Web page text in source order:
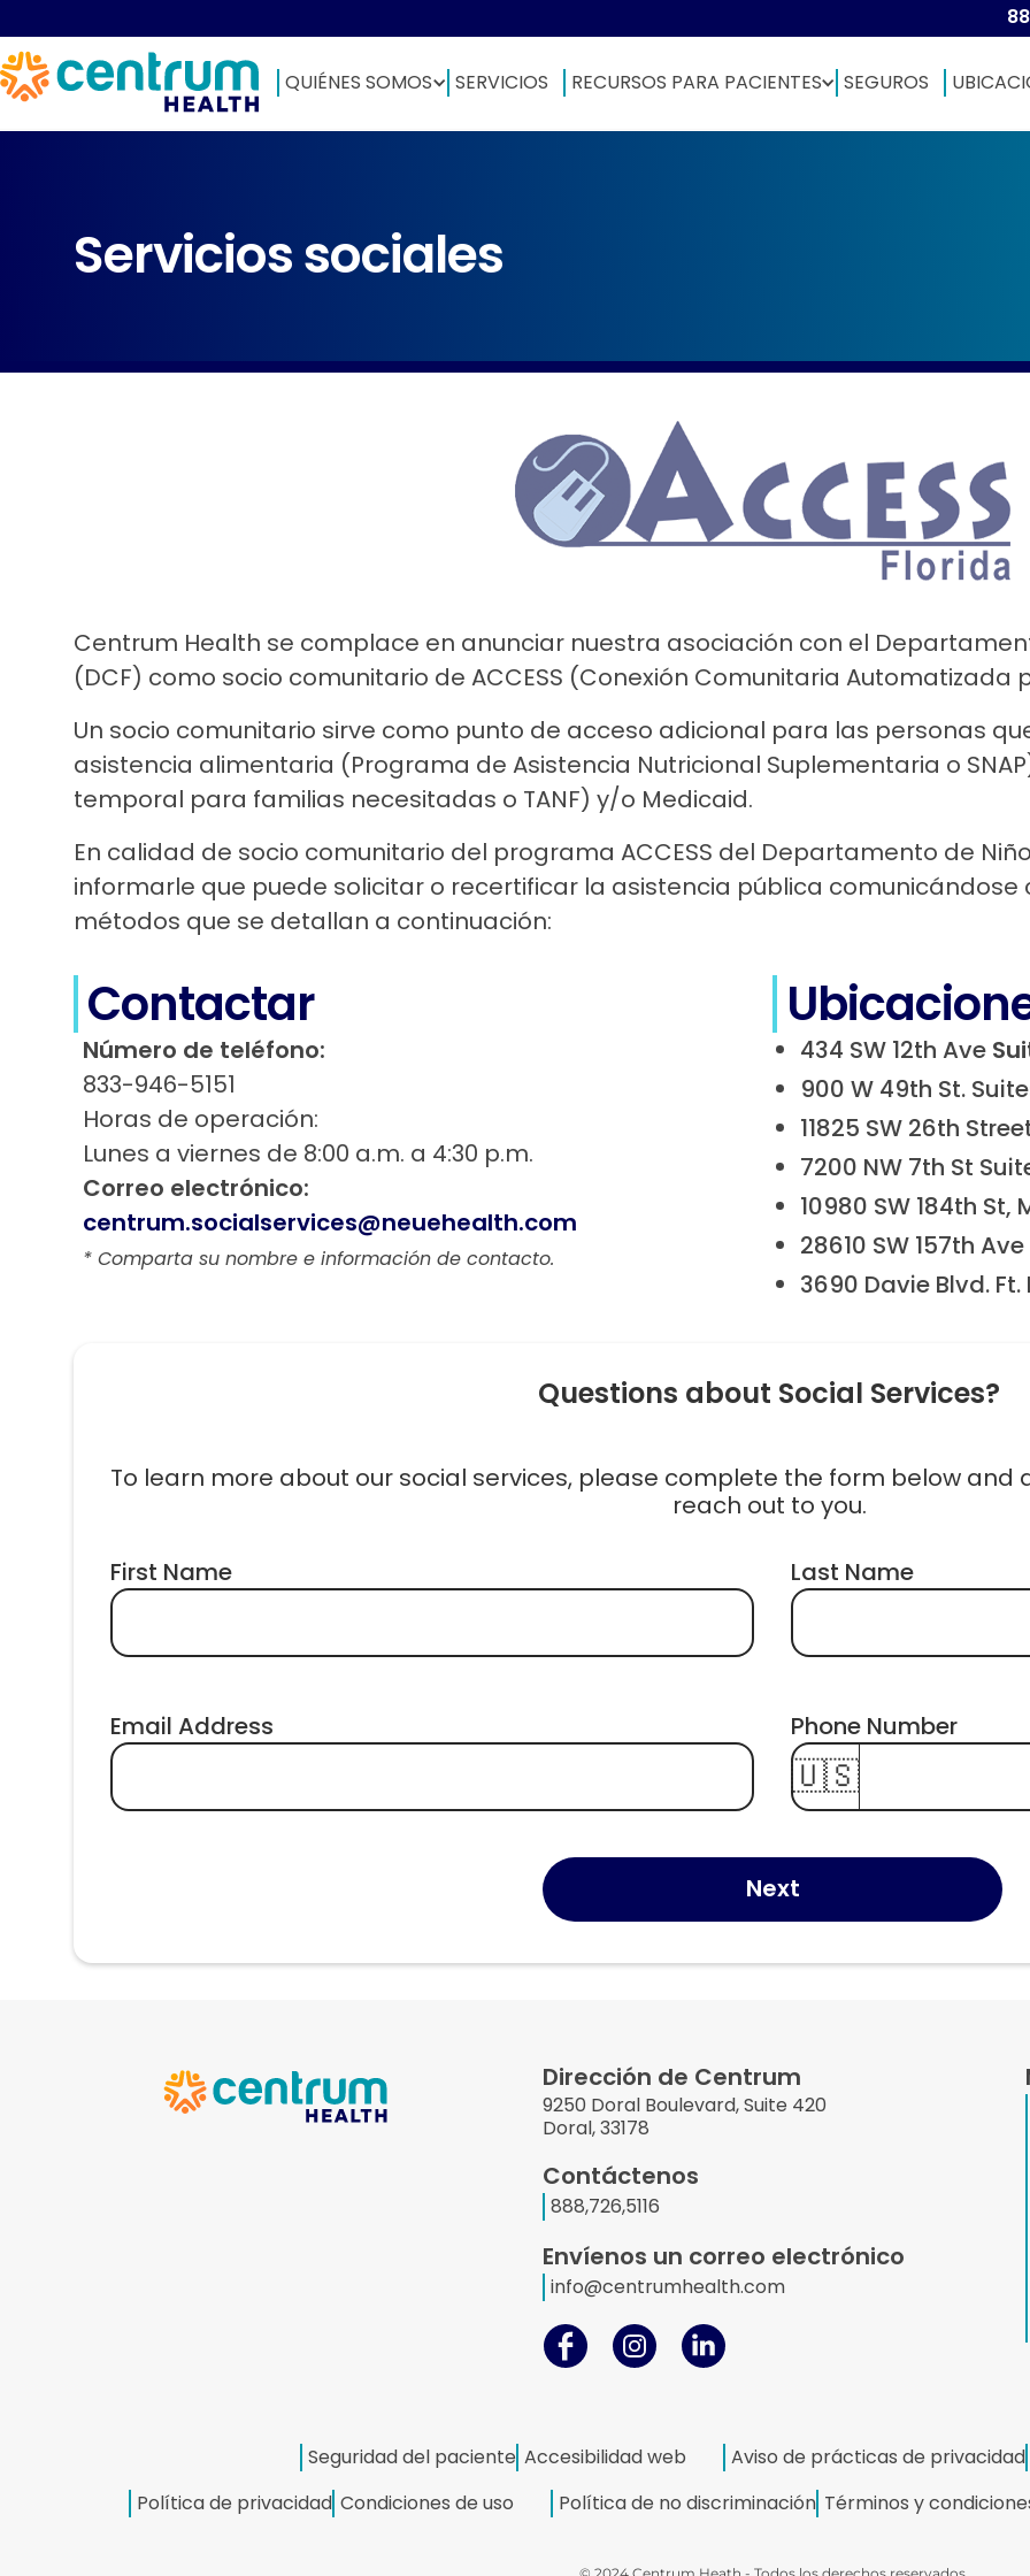
QUIÉNES SOMOS SERVICIOS RECURSOS PARA PACIENTES SEGUROS
Servicios sociales
Centrum Health se complace en anunciar nuestra asociación con el
(DCF) como socio comunitario de ACCESS (Conexión Comunitaria Automatizada
Un socio comunitario sirve como punto de acceso adicional para las personas
asistencia alimentaria (Programa de Asistencia Nutricional Suplementaria o
temporal para familias necesitadas o TANF) y/o Medicaid.
En calidad de socio comunitario del programa ACCESS del Departamento de
informarle que puede solicitar o recertificar la asistencia pública
métodos que se detallan a continuación:
Contactar
Número de teléfono:
833-946-5151
Horas de operación:
Lunes a viernes de 8:00 a.m. a 4:30 p.m.
Correo electrónico:
centrum.socialservices@neuehealth.com
* Comparta su nombre e información de contacto.
434 SW 12th Ave
900 W 49th St.
11825 SW 26th
7200 NW 7th St
10980 SW 184th St,
28610 SW 157th
3690 Davie Blvd.
Questions about Social Services?
To learn more about our social services, please complete the form below and
reach out to you.
First Name Last Name
Email Address Phone Number
🇺🇸
Next
Dirección de Centrum
9250 Doral Boulevard, Suite 420
Doral, 33178
Contáctenos
888,726,5116
Envíenos un correo electrónico
info@centrumhealth.com
Seguridad del paciente Accesibilidad web Aviso de prácticas de privacidad
Política de privacidad Condiciones de uso Política de no discriminación Términos y